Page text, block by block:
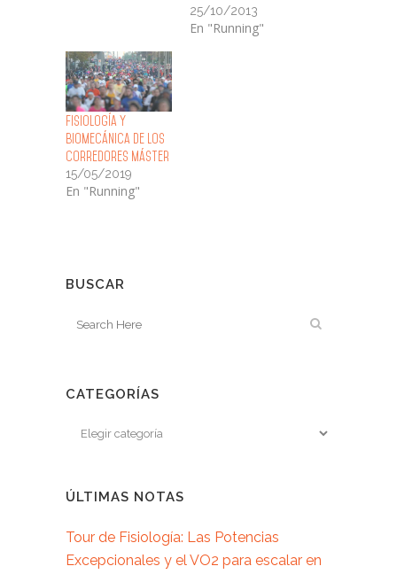
25/10/2013
En "Running"
Fisiología y
Biomecánica de los
Corredores Máster
15/05/2019
En "Running"
BUSCAR
CATEGORÍAS
ÚLTIMAS NOTAS
Tour de Fisiología: Las Potencias
Excepcionales y el VO2 para escalar en